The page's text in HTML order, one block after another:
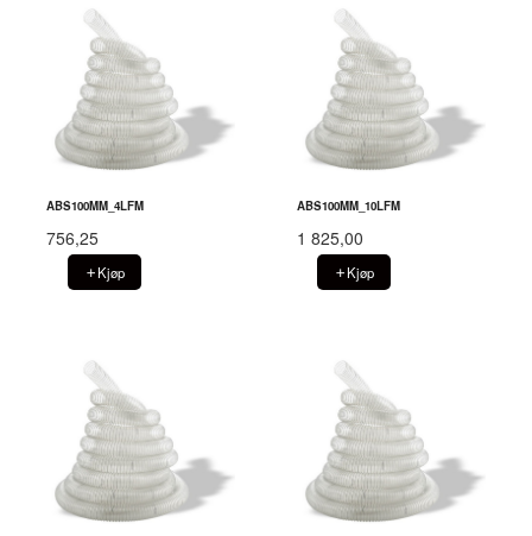
ABS100MM_4LFM
756,25
Kjøp
ABS100MM_10LFM
1 825,00
Kjøp